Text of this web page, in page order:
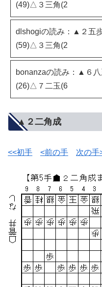
(49)△３三角(2
dlshogiの読み：▲２五
(59)△３三角(2
bonanzaの読み：▲６
(26)△７二玉(6
▲２二角成
<<初手 <前の手 次の手